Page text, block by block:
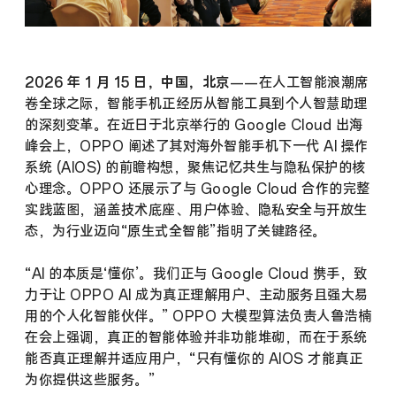
2026 年 1 月 15 日，中国，北京——在人工智能浪潮席
卷全球之际，智能手机正经历从智能工具到个人智慧助理
的深刻变革。在近日于北京举行的 Google Cloud 出海
峰会上， OPPO 阐述了其对海外智能手机下一代 AI 操作
系统 (AIOS) 的前瞻构想，聚焦记忆共生与隐私保护的核
心理念。 OPPO 还展示了与 Google Cloud 合作的完整
实践蓝图，涵盖技术底座、用户体验、隐私安全与开放生
态，为行业迈向“原生式全智能”指明了关键路径。
“AI 的本质是‘懂你’。我们正与 Google Cloud 携手，致
力于让 OPPO AI 成为真正理解用户、主动服务且强大易
用的个人化智能伙伴。 ” OPPO 大模型算法负责人鲁浩楠
在会上强调，真正的智能体验并非功能堆砌，而在于系统
能否真正理解并适应用户， “ 只有懂你的 AIOS 才能真正
为你提供这些服务。 ”